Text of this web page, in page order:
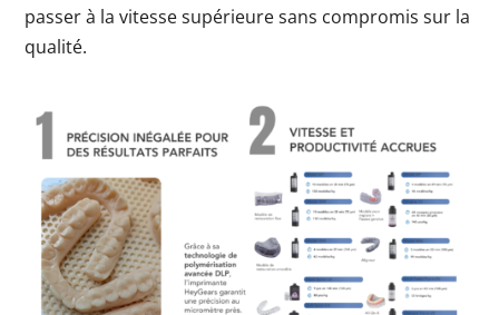
passer à la vitesse supérieure sans compromis sur la
qualité.